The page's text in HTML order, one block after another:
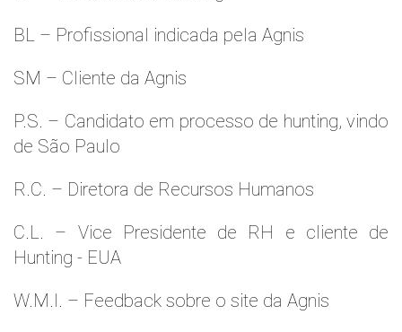
BL – Profissional indicada pela Agnis
SM – Cliente da Agnis
P.S. – Candidato em processo de hunting, vindo
de São Paulo
R.C. – Diretora de Recursos Humanos
C.L. – Vice Presidente de RH e cliente de
Hunting - EUA
W.M.l. – Feedback sobre o site da Agnis